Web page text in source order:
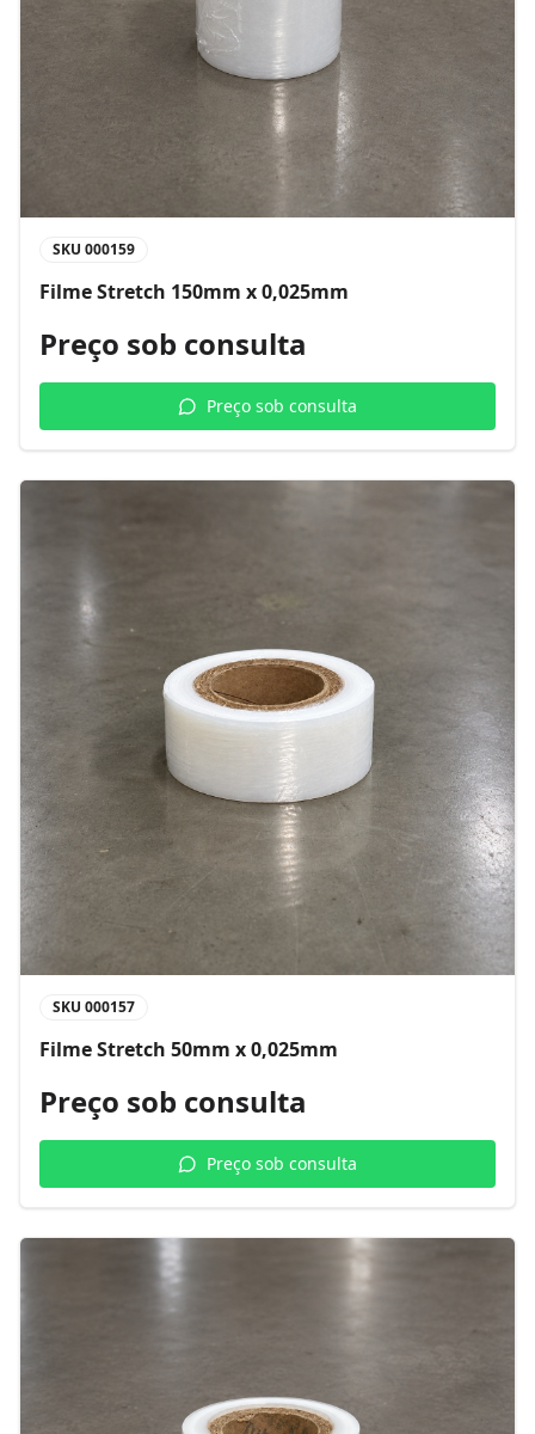
SKU 000159
Filme Stretch 150mm x 0,025mm
Preço sob consulta
Preço sob consulta
SKU 000157
Filme Stretch 50mm x 0,025mm
Preço sob consulta
Preço sob consulta